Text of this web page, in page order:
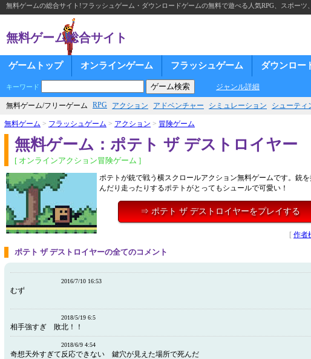
無料ゲームの総合サイト!フラッシュゲーム・ダウンロードゲームの無料で遊べる人気RPG、スポーツ
無料ゲーム総合サイト
ゲームトップ オンラインゲーム フラッシュゲーム ダウンロー
キーワード ジャンル詳細
無料ゲーム/フリーゲーム RPG アクション アドベンチャー シミュレーション シューティ
無料ゲーム > フラッシュゲーム > アクション > 冒険ゲーム
無料ゲーム：ポテト ザ デストロイヤー
[ オンラインアクション冒険ゲーム ]
ポテトが銃で戦う横スクロールアクション無料ゲームです。銃
んだり走ったりするポテトがとってもシュールで可愛い！
⇒ ポテト ザ デストロイヤーをプレイする
[ 作者
ポテト ザ デストロイヤーの全てのコメント
2016/7/10 16:53
むず
2018/5/19 6:5
相手強すぎ 敗北！！
2018/6/9 4:54
奇想天外すぎて反応できない 鍵穴が見えた場所で死んだ